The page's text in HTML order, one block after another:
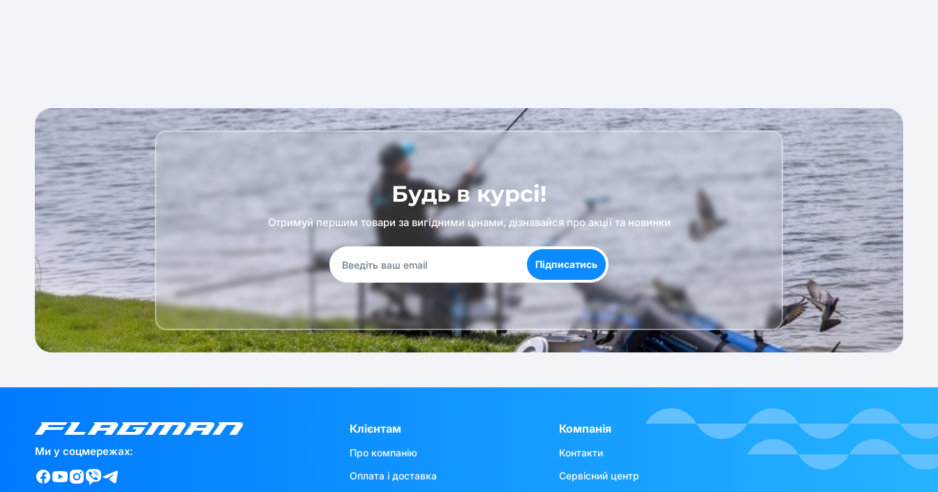
Будь в курсі!
Отримуй першим товари за вигідними цінами, дізнавайся про акції та новинки
Підписатись
Ми у соцмережах:
Клієнтам
Про компанію
Оплата і доставка
Компанія
Контакти
Сервісний центр